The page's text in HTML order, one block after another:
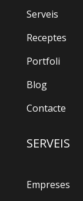
Serveis
Receptes
Portfoli
Blog
Contacte
SERVEIS
Empreses